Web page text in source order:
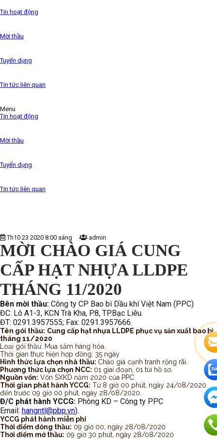
the 1500s,
Tin hoạt động
Mời thầu
Tuyển dụng
Tin tức liên quan
Menu
Tin hoạt động
Mời thầu
Tuyển dụng
Tin tức liên quan
Th10 23 2020 8:00 sáng admin
MỜI CHÀO GIÁ CUNG
CẤP HẠT NHỰA LLDPE
THÁNG 11/2020
Bên mời thầu: Công ty CP Bao bì Dầu khí Việt Nam (PPC)
ĐC: Lô A1-3, KCN Trà Kha, P.8, TP.Bạc Liêu.
ĐT: 0291.3957555; Fax: 0291.3957666.
Tên gói thầu: Cung cấp hạt nhựa LLDPE phục vụ sản xuất bao bì
tháng 11/2020
Loại gói thầu: Mua sắm hàng hóa.
Thời gian thực hiện hợp đồng: 35 ngày
Hình thức lựa chọn nhà thầu: Chào giá cạnh tranh rộng rãi.
Phương thức lựa chọn NCC: 01 giai đoạn, 01 túi hồ sơ.
Nguồn vốn: Vốn SXKD năm 2020 của PPC
Thời gian phát hành YCCG: Từ 8 giờ 00 phút, ngày 24/08/2020
đến trước 09 giờ 00 phút, ngày 28/08/2020.
Đ/C phát hành YCCG: Phòng KD – Công ty PPC
Email: hangntl@pbp.vn).
YCCG phát hành miễn phí
Thời điểm đóng thầu: 09 giờ 00, ngày 28/08/2020
Thời điểm mở thầu: 09 giờ 30 phút, ngày 28/08/2020